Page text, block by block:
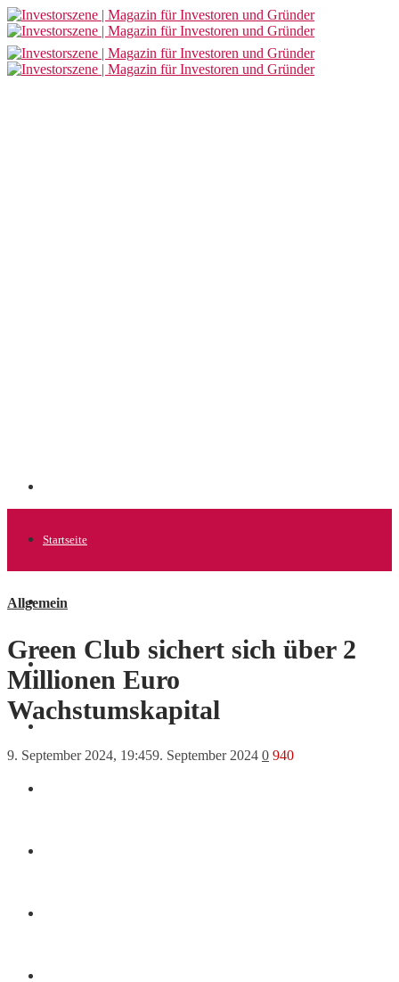
Startseite
Allgemein
Allgemein
Green Club sichert sich über 2
Millionen Euro
Wachstumskapital
9. September 2024, 19:459. September 2024 0 940